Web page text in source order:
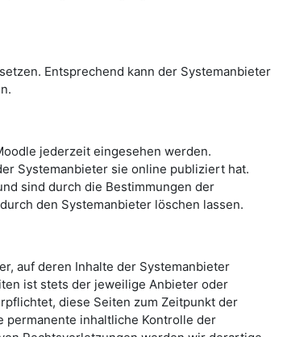
Entsprechend kann der Systemanbieter
jederzeit eingesehen werden.
Systemanbieter sie online publiziert hat.
sind durch die Bestimmungen der
den Systemanbieter löschen lassen.
auf deren Inhalte der Systemanbieter
ist stets der jeweilige Anbieter oder
diese Seiten zum Zeitpunkt der
permanente inhaltliche Kontrolle der